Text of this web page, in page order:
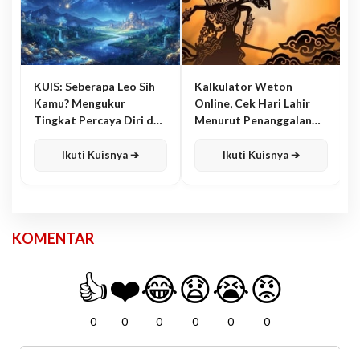
KUIS: Seberapa Leo Sih
Kamu? Mengukur
Tingkat Percaya Diri dan
Ikuti Kuisnya ➔
Kalkulator Weton
Online, Cek Hari Lahir
Menurut Penanggalan
Ikuti Kuisnya ➔
KOMENTAR
👍
0
❤️
0
😂
0
😧
0
😭
0
😡
0